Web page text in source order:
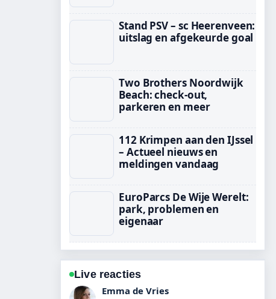
Stand PSV – sc Heerenveen:
uitslag en afgekeurde goal
Two Brothers Noordwijk
Beach: check-out,
parkeren en meer
112 Krimpen aan den IJssel
– Actueel nieuws en
meldingen vandaag
EuroParcs De Wije Werelt:
park, problemen en
eigenaar
Live reacties
Noah Jansen